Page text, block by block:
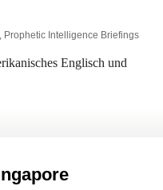
, Prophetic Intelligence Briefings
Englisch und